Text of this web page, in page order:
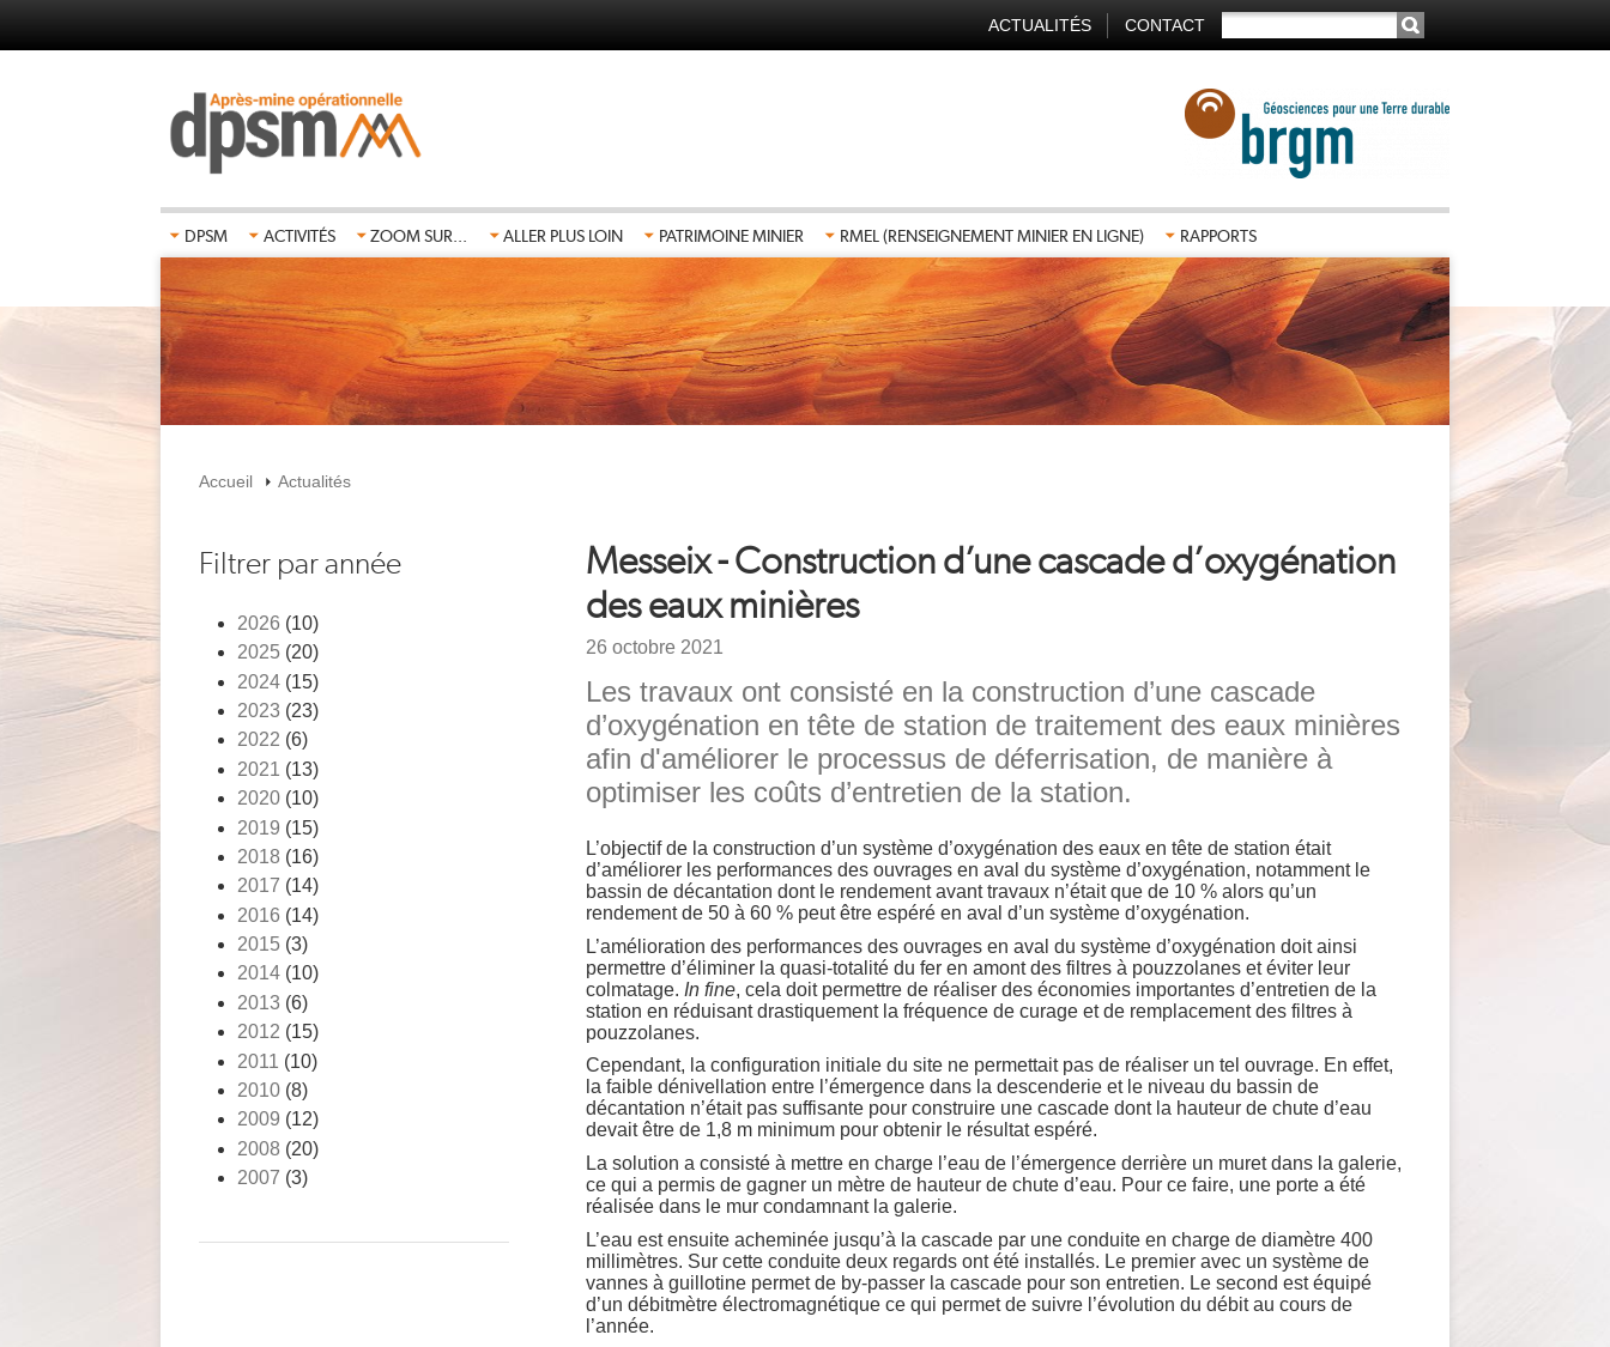
contenu
RECHERCHER
ACTUALITÉS CONTACT
DPSM ACTIVITÉS ZOOM SUR... ALLER PLUS LOIN PATRIMOINE MINIER RMEL (RENSEIGNEMENT MINIER EN LIGNE) RAPPORTS
d'Ariane
Accueil Actualités
Messeix - Construction d’une cascade d’oxygénation
des eaux minières
Date
26 octobre 2021
Chapeau
Les travaux ont consisté en la construction d’une cascade
d’oxygénation en tête de station de traitement des eaux minières
afin d'améliorer le processus de déferrisation, de manière à
optimiser les coûts d’entretien de la station.
Texte
L’objectif de la construction d’un système d’oxygénation des eaux en tête de station était
d’améliorer les performances des ouvrages en aval du système d’oxygénation, notamment le
bassin de décantation dont le rendement avant travaux n’était que de 10 % alors qu’un
rendement de 50 à 60 % peut être espéré en aval d’un système d’oxygénation.
L’amélioration des performances des ouvrages en aval du système d’oxygénation doit ainsi
permettre d’éliminer la quasi-totalité du fer en amont des filtres à pouzzolanes et éviter leur
colmatage. In fine, cela doit permettre de réaliser des économies importantes d’entretien de la
station en réduisant drastiquement la fréquence de curage et de remplacement des filtres à
pouzzolanes.
Cependant, la configuration initiale du site ne permettait pas de réaliser un tel ouvrage. En effet,
la faible dénivellation entre l’émergence dans la descenderie et le niveau du bassin de
décantation n’était pas suffisante pour construire une cascade dont la hauteur de chute d’eau
devait être de 1,8 m minimum pour obtenir le résultat espéré.
La solution a consisté à mettre en charge l’eau de l’émergence derrière un muret dans la galerie,
ce qui a permis de gagner un mètre de hauteur de chute d’eau. Pour ce faire, une porte a été
réalisée dans le mur condamnant la galerie.
L’eau est ensuite acheminée jusqu’à la cascade par une conduite en charge de diamètre 400
millimètres. Sur cette conduite deux regards ont été installés. Le premier avec un système de
vannes à guillotine permet de by-passer la cascade pour son entretien. Le second est équipé
d’un débitmètre électromagnétique ce qui permet de suivre l’évolution du débit au cours de
l’année.
Filtrer par année
2026 (10)
2025 (20)
2024 (15)
2023 (23)
2022 (6)
2021 (13)
2020 (10)
2019 (15)
2018 (16)
2017 (14)
2016 (14)
2015 (3)
2014 (10)
2013 (6)
2012 (15)
2011 (10)
2010 (8)
2009 (12)
2008 (20)
2007 (3)